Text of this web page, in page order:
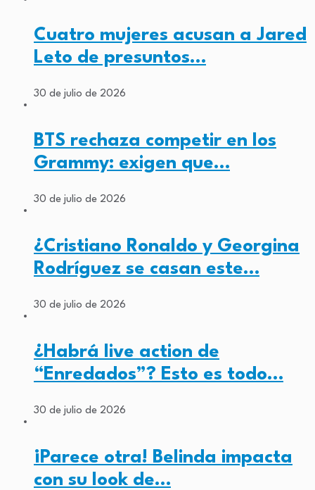
Cuatro mujeres acusan a Jared
Leto de presuntos…
30 de julio de 2026
BTS rechaza competir en los
Grammy: exigen que…
30 de julio de 2026
¿Cristiano Ronaldo y Georgina
Rodríguez se casan este…
30 de julio de 2026
¿Habrá live action de
“Enredados”? Esto es todo…
30 de julio de 2026
¡Parece otra! Belinda impacta
con su look de…